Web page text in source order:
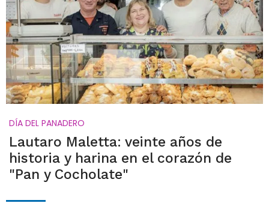
DÍA DEL PANADERO
Lautaro Maletta: veinte años de
historia y harina en el corazón de
"Pan y Cocholate"